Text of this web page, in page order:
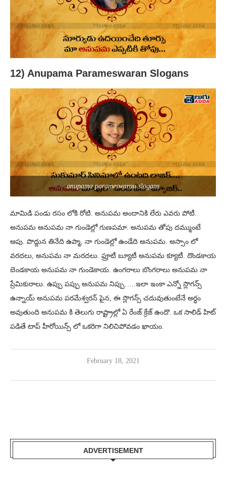
12) Anupama Parameswaran Slogans
anupama parameswaran slogans
మామిడి పండు రసం లోకి రోటి. అనుపమ అందానికి లేరు ఎవరు పోటీ.
అనుపమ అనుపమ నా గుండెల్లో గుణపమా. అనుపమ తోపు దమ్ముంటే
ఆపు. పొద్దున తినేది ఉప్మా, నా గుండెల్లో ఉండేది అనుపమ. అస్సాం లో
వరదలు, అనుపమ నా మరదలు. ఫ్రూటీ బ్యూటీ అనుపమ క్యూటీ. దొండకాయ
బెండకాయ అనుపమ నా గుండెకాయ. ఉంగరాలు బొంగరాలు అనుపమ నా
ప్రేమికురాలు. ఉప్పు పప్పు అనుపమ నిప్పు…..ఇలా ఇంకా ఎన్నో స్లొగన్స్
ఉన్నాయ్ అనుపమ పరమేశ్వరన్ పైన, ఈ స్లొగన్స్ చదువుతుంటేనే అర్ధం
అవుతుంది అనుపమ కి తెలుగు రాష్ట్రాల్లో ఏ రేంజ్ క్రేజ్ ఉందొ. ఒక సాలిడ్ హిట్
పడితే టాప్ హీరోయిన్స్ లో ఒకరిగా నిలిచిపోవడం ఖాయం.
February 18, 2021
ADVERTISEMENT